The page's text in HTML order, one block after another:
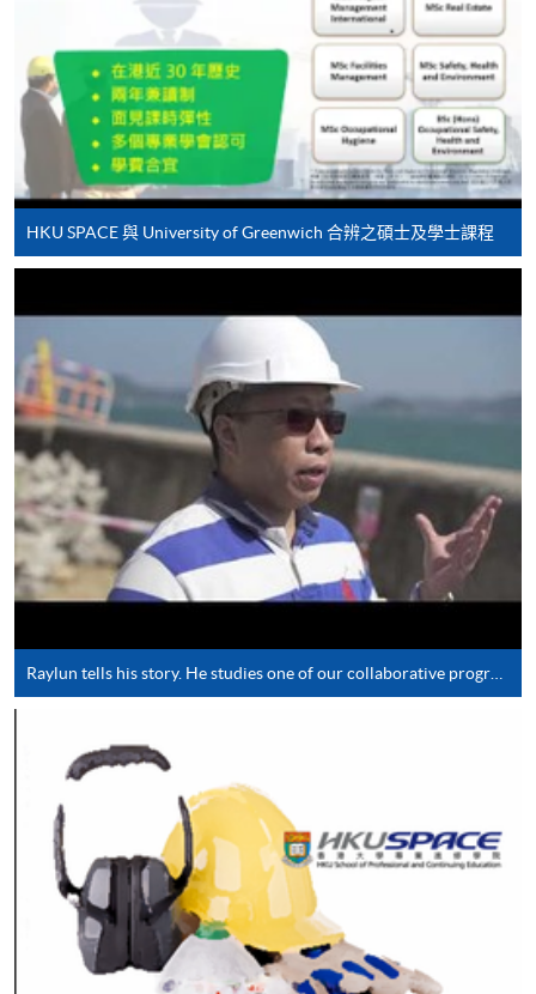
碼，請瀏覽繳費靈網址
http://www.ppshk.com 。
*信用咭網上繳費服務
- 申請人可以 VISA 或
Mastercard（包括「香港大學專業進修學院
Mastercard卡」）繳付學費。
*香港大學專業進修學院Mastercard卡持有人如欲享用十個
月免息分期付款優惠，必須親臨本學院設有報名服務的教
學中心作付款安排。
如欲了解如何於網上報讀新課程及繳費，請瀏覽網上
申請/報讀指南 :
-短期課程
-個別學歷頒授課程
報讀同一學歷頒授課程內其他單元
個別課程為須報讀同一學歷頒授課程及其他單元或繳
程設有此服務，課程負責人會通知學員有關程序。
VISA 或 Mastercard、「微信支付」(Online WeChat
Pay) 、「支付寶」(Online Alipay) 或 「轉數快」(FPS)
繳付學費。
親身報名/郵遞
報讀新課程
HKU SPACE 與 University of Greenwich 合辨之碩士及學士課程
Raylun tells his story. He studies one of our collaborative programmes with the University of Greenwich.